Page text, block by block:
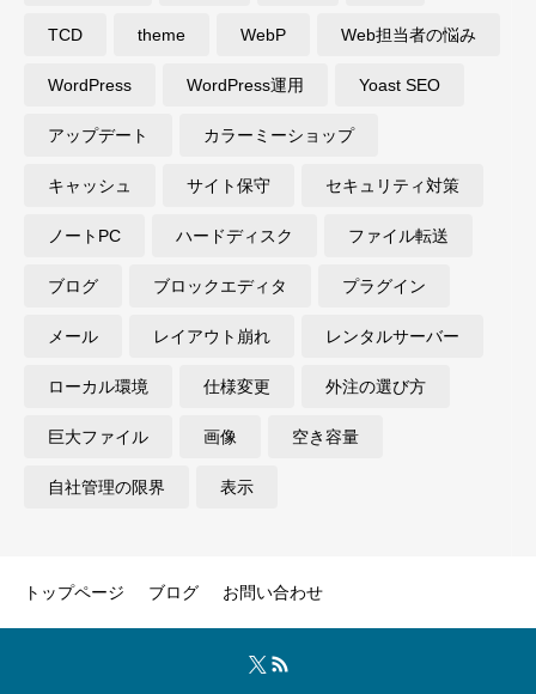
TCD theme WebP Web担当者の悩み
WordPress WordPress運用 Yoast SEO
アップデート カラーミーショップ
キャッシュ サイト保守 セキュリティ対策
ノートPC ハードディスク ファイル転送
ブログ ブロックエディタ プラグイン
メール レイアウト崩れ レンタルサーバー
ローカル環境 仕様変更 外注の選び方
巨大ファイル 画像 空き容量
自社管理の限界 表示
トップページ ブログ お問い合わせ